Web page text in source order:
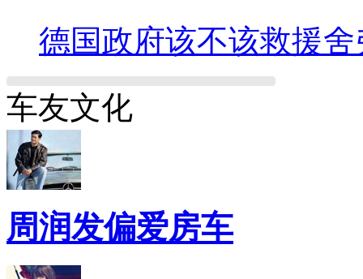
德国政府该不该救援舍
车友文化
周润发偏爱房车